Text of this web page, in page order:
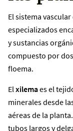
El sistema
especializados
y sustancias
compuesto por
floema.
Elxilemaes el
minerales desde
aéreas de la
tubos largos y